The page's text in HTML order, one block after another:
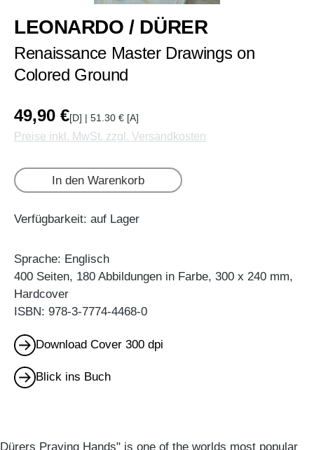
LEONARDO / DÜRER
Renaissance Master Drawings on
Colored Ground
49,90 €[D] | 51.30 € [A]
Preise inkl. MwSt. zzgl. Versandkosten
In den Warenkorb
Verfügbarkeit: auf Lager
Sprache: Englisch
400 Seiten, 180 Abbildungen in Farbe, 300 x 240 mm,
Hardcover
ISBN: 978-3-7774-4468-0
Download Cover 300 dpi
Blick ins Buch
Dürers Praying Hands" is one of the worlds most popular